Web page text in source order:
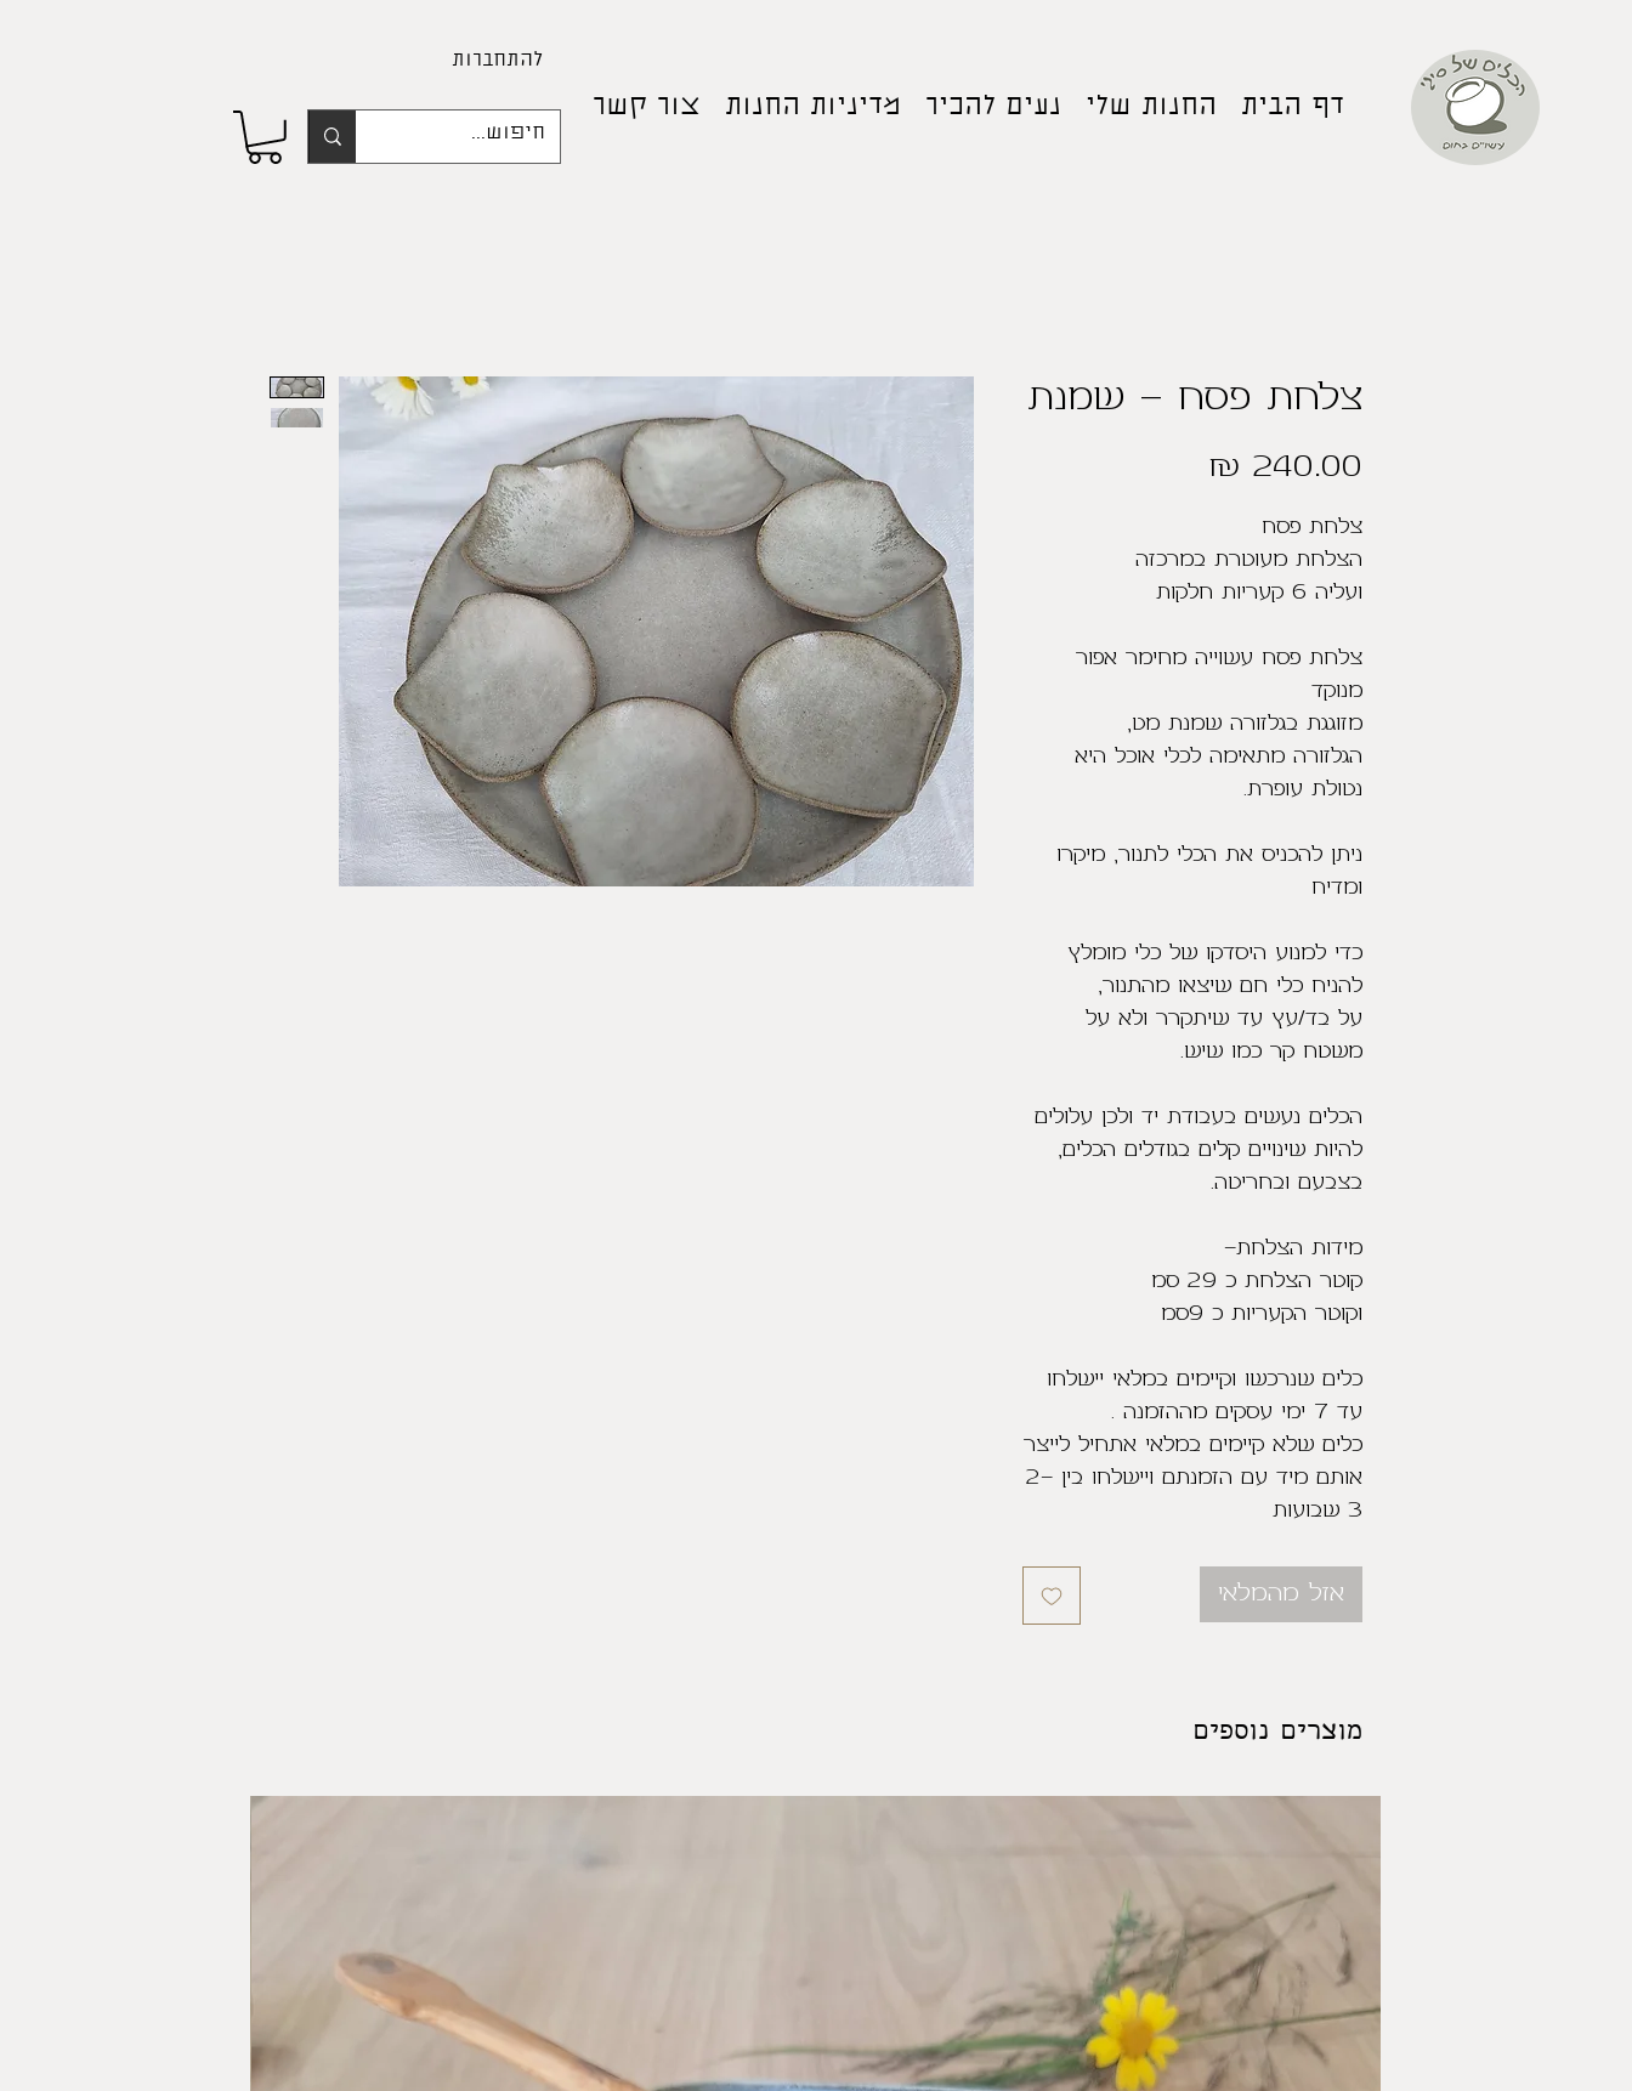
להתחברות
דף הבית החנות שלי נעים להכיר מדיניות החנות צור קשר
צלחת פסח - שמנת
מחיר
צלחת פסח
הצלחת מעוטרת במרכזה
ועליה 6 קעריות חלקות
צלחת פסח עשוייה מחימר אפור
מנוקד
מזוגגת בגלזורה שמנת מט,
הגלזורה מתאימה לכלי אוכל היא
נטולת עופרת.
ניתן להכניס את הכלי לתנור, מיקרו
ומדיח
כדי למנוע היסדקו של כלי מומלץ
להניח כלי חם שיצאו מהתנור,
על בד/עץ עד שיתקרר ולא על
משטח קר כמו שיש.
הכלים נעשים בעבודת יד ולכן עלולים
להיות שינויים קלים בגודלים הכלים,
בצבעם ובחריטה.
מידות הצלחת-
קוטר הצלחת כ 29 סמ
וקוטר הקעריות כ 9סמ
כלים שנרכשו וקיימים במלאי יישלחו
עד 7 ימי עסקים מההזמנה .
כלים שלא קיימים במלאי אתחיל לייצר
אותם מיד עם הזמנתם ויישלחו בין 2-
3 שבועות
אזל מהמלאי
מוצרים נוספים